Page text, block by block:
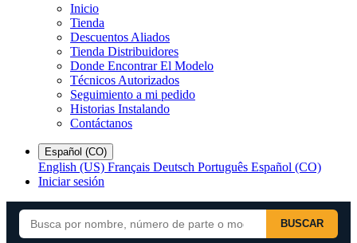
Inicio
Tienda
Descuentos Aliados
Tienda Distribuidores
Donde Encontrar El Modelo
Técnicos Autorizados
Seguimiento a mi pedido
Historias Instalando
Contáctanos
Español (CO)
English (US) Français Deutsch Português Español (CO)
Iniciar sesión
BUSCAR